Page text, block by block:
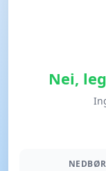
Nei,
NEDBØR